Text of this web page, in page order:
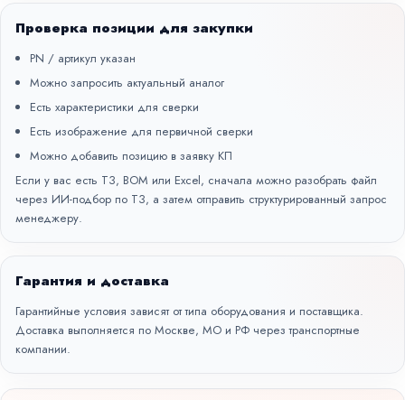
Проверка позиции для закупки
PN / артикул указан
Можно запросить актуальный аналог
Есть характеристики для сверки
Есть изображение для первичной сверки
Можно добавить позицию в заявку КП
Если у вас есть ТЗ, BOM или Excel, сначала можно разобрать файл
через ИИ-подбор по ТЗ, а затем отправить структурированный запрос
менеджеру.
Гарантия и доставка
Гарантийные условия зависят от типа оборудования и поставщика.
Доставка выполняется по Москве, МО и РФ через транспортные
компании.